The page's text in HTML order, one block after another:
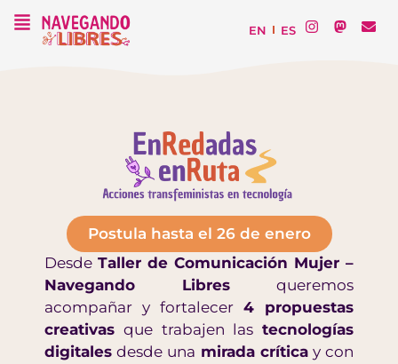
EN ES
Postula hasta el 26 de enero
DesdeTaller de Comunicación Mujer –
Navegando Libres queremos
acompañar y fortalecer 4 propuestas
creativas que trabajen las tecnologías
digitales desde una mirada críticay con